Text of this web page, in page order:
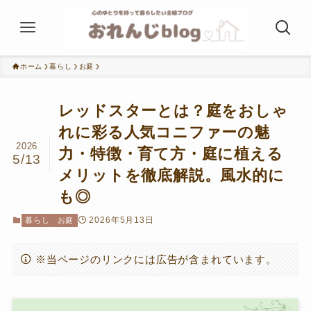
ホーム 暮らし お庭
レッドスターとは？庭をおしゃ
れに彩る人気コニファーの魅
力・特徴・育て方・庭に植える
メリットを徹底解説。風水的に
も◎
2026
5/13
暮らし お庭 2026年5月13日
※当ページのリンクには広告が含まれています。